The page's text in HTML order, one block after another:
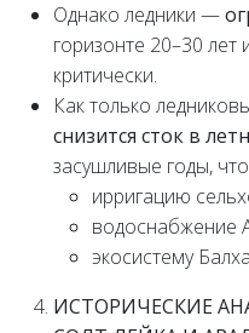
Однако ледники —
горизонте 20–30
критически.
Как только
снизится сток в
засушливые годы,
ирригацию
водоснабжение
экосистему
ИСТОРИЧЕСКИЕ